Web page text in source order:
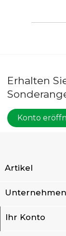
Erhalten
Konto
Artikel
Unternehmen
Ihr Konto